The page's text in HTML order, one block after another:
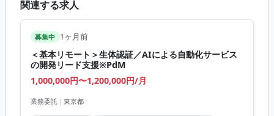
関連する求人
募集中 1ヶ月前
＜基本リモート＞生体認証／AIによる自動化サービス
の開発リード支援※PdM
1,000,000円〜1,200,000円/月
業務委託 | 東京都